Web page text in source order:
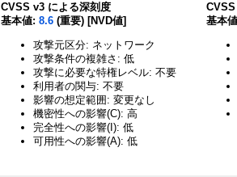
CVSS v3 による深刻度
基本値: 8.6 (重要) [NVD値]
攻撃元区分: ネットワーク
攻撃条件の複雑さ: 低
攻撃に必要な特権レベル: 不要
利用者の関与: 不要
影響の想定範囲: 変更なし
機密性への影響(C): 高
完全性への影響(I): 低
可用性への影響(A): 低
基本